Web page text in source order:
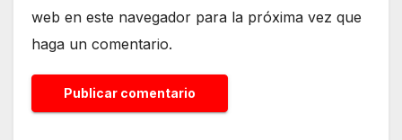
web en este navegador para la próxima vez que
haga un comentario.